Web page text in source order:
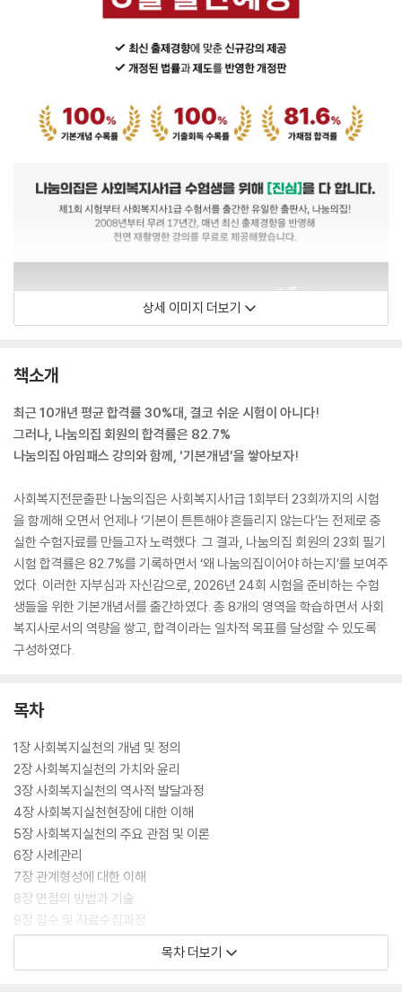
상세 이미지 더보기
책소개
최근 10개년 평균 합격률 30%대, 결코 쉬운 시험이 아니다!
그러나, 나눔의집 회원의 합격률은 82.7%
나눔의집 아임패스 강의와 함께, ‘기본개념’을 쌓아보자!
사회복지전문출판 나눔의집은 사회복지사1급 1회부터 23회까지의 시험
을 함께해 오면서 언제나 ‘기본이 튼튼해야 흔들리지 않는다’는 전제로 충
실한 수험자료를 만들고자 노력했다. 그 결과, 나눔의집 회원의 23회 필기
시험 합격률은 82.7%를 기록하면서 ‘왜 나눔의집이어야 하는지’를 보여주
었다. 이러한 자부심과 자신감으로, 2026년 24회 시험을 준비하는 수험
생들을 위한 기본개념서를 출간하였다. 총 8개의 영역을 학습하면서 사회
복지사로서의 역량을 쌓고, 합격이라는 일차적 목표를 달성할 수 있도록
구성하였다.
목차
1장 사회복지실천의 개념 및 정의
2장 사회복지실천의 가치와 윤리
3장 사회복지실천의 역사적 발달과정
4장 사회복지실천현장에 대한 이해
5장 사회복지실천의 주요 관점 및 이론
6장 사례관리
7장 관계형성에 대한 이해
8장 면접의 방법과 기술
9장 접수 및 자료수집과정
10장 사정과정
목차 더보기